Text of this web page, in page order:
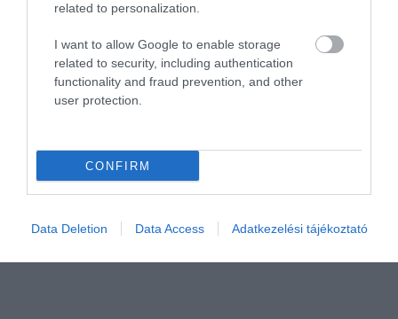
related to personalization.
I want to allow Google to enable storage
related to security, including authentication
functionality and fraud prevention, and other
user protection.
CONFIRM
Data Deletion Data Access Adatkezelési tájékoztató